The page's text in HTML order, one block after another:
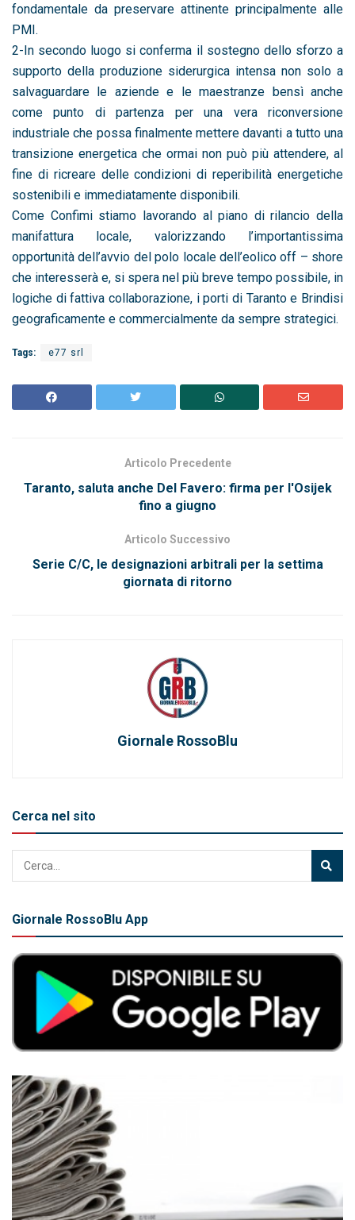
fondamentale da preservare attinente principalmente alle
PMI.
2-In secondo luogo si conferma il sostegno dello sforzo a
supporto della produzione siderurgica intensa non solo a
salvaguardare le aziende e le maestranze bensì anche
come punto di partenza per una vera riconversione
industriale che possa finalmente mettere davanti a tutto una
transizione energetica che ormai non può più attendere, al
fine di ricreare delle condizioni di reperibilità energetiche
sostenibili e immediatamente disponibili.
Come Confimi stiamo lavorando al piano di rilancio della
manifattura locale, valorizzando l’importantissima
opportunità dell’avvio del polo locale dell’eolico off – shore
che interesserà e, si spera nel più breve tempo possibile, in
logiche di fattiva collaborazione, i porti di Taranto e Brindisi
geograficamente e commercialmente da sempre strategici.
Tags: e77 srl
Articolo Precedente
Taranto, saluta anche Del Favero: firma per l'Osijek
fino a giugno
Articolo Successivo
Serie C/C, le designazioni arbitrali per la settima
giornata di ritorno
Giornale RossoBlu
Cerca nel sito
Giornale RossoBlu App